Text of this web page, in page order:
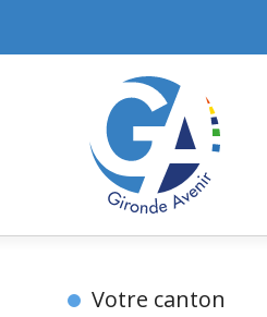
Votre canton